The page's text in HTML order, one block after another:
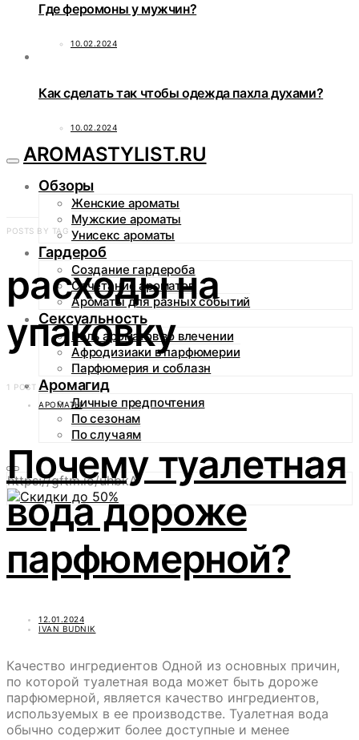
Где феромоны у мужчин?
10.02.2024
Как сделать так чтобы одежда пахла духами?
10.02.2024
AROMASTYLIST.RU
Обзоры
Женские ароматы
Мужские ароматы
Унисекс ароматы
Гардероб
Создание гардероба
Сочетание ароматов
Ароматы для разных событий
Сексуальность
Роль ароматов во влечении
Афродизиаки в парфюмерии
Парфюмерия и соблазн
Аромагид
Личные предпочтения
По сезонам
По случаям
https://gftm.io/uhbkA
POSTS BY TAG
расходы на
упаковку
1 POST
АРОМАТЫ
Почему туалетная
вода дороже
парфюмерной?
12.01.2024
IVAN BUDNIK
Качество ингредиентов Одной из основных причин,
по которой туалетная вода может быть дороже
парфюмерной, является качество ингредиентов,
используемых в ее производстве. Туалетная вода
обычно содержит более доступные и менее